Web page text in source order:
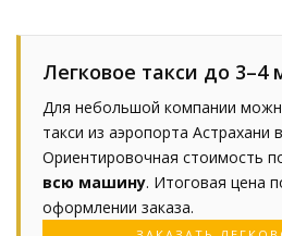
Легковое такси до 3–4
Для небольшой компании
такси из аэропорта Астрахани
Ориентировочная стоимость
всю машину. Итоговая цена
оформлении заказа.